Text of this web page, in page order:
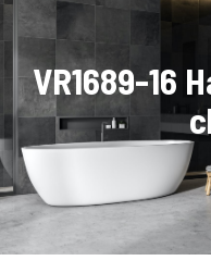
VR1689-16